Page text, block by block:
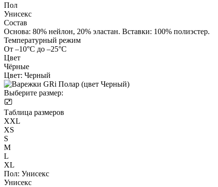
Пол
Унисекс
Состав
Основа: 80% нейлон, 20% эластан. Вставки: 100% полиэстер.
Температурный режим
От –10°С до –25°С
Цвет
Чёрные
Цвет: Черный
Выберите размер:
Таблица размеров
XXL
XS
S
M
L
XL
Пол: Унисекс
Унисекс